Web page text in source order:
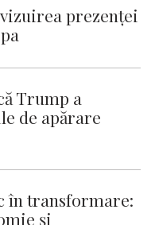
prezenței
Trump a
de apărare
în transformare:
și